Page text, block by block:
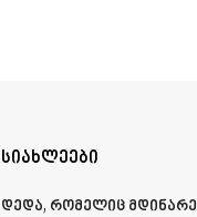
სიახლეები
დედა, რომელიც მდინარე